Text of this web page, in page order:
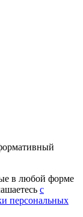
в любой форме
с
персональных